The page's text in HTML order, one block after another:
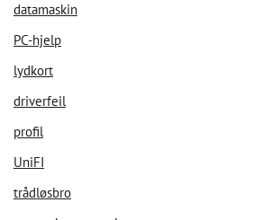
datamaskin
PC-hjelp
lydkort
driverfeil
profil
UniFI
trådløsbro